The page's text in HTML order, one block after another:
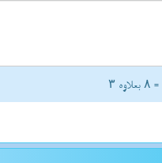
= ۸ بعلاوه ۳